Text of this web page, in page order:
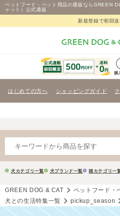
ペットフード・ペット用品の通販ならGREEN
ャット）公式通販
新規登録で初回
購
はじめての方へ ショッピングガイド
犬カテゴリ一覧 犬ブランド一覧 猫カテゴリ一
GREEN DOG & CAT
ペットフード・
犬との生活特集一覧
pickup_season